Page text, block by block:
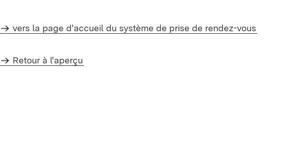
vers la page d'accueil du système de prise de rendez-vous
Retour à l'aperçu